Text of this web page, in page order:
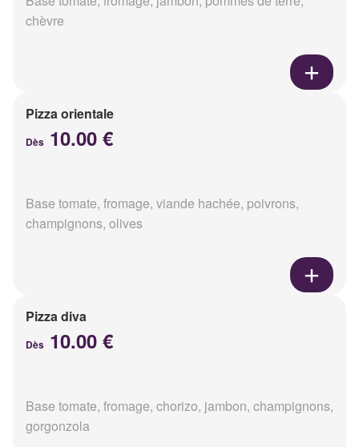
chèvre
Pizza orientale
Dès 10.00 €
Base tomate, fromage, viande hachée, poivrons,
champignons, olives
Pizza diva
Dès 10.00 €
Base tomate, fromage, chorizo, jambon, champignons,
gorgonzola